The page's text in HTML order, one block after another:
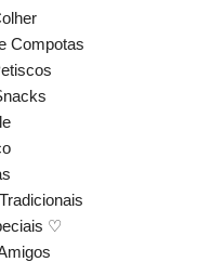
Compotas
♡